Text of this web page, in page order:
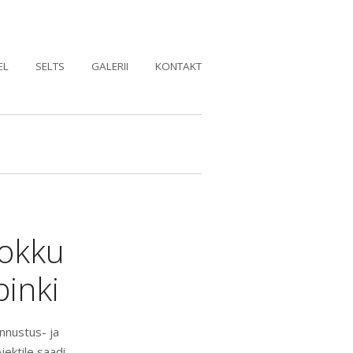
SELTS GALERII KONTAKT
ja